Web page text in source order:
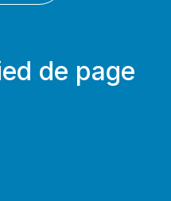
de page